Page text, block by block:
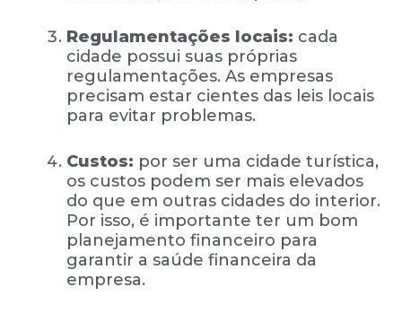
Regulamentações locais: cada
cidade possui suas próprias
regulamentações. As empresas
precisam estar cientes das leis locais
para evitar problemas.
Custos: por ser uma cidade turística,
os custos podem ser mais elevados
do que em outras cidades do interior.
Por isso, é importante ter um bom
planejamento financeiro para
garantir a saúde financeira da
empresa.